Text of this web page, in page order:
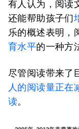
有人认为，阅读
还能帮助孩子们
乐的概述表明，
育水平的一种方
尽管阅读带来了
人的阅读量正在
读。